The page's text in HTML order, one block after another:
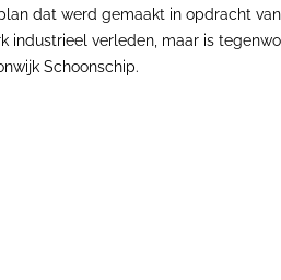
dat werd gemaakt in opdracht
industrieel verleden, maar is
Schoonschip.